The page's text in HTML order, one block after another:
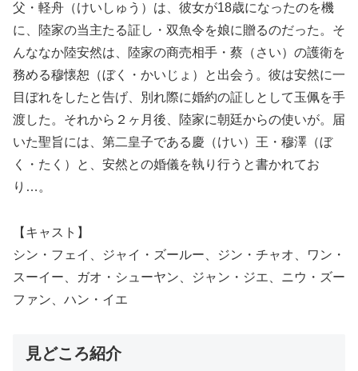
父・軽舟（けいしゅう）は、彼女が18歳になったのを機
に、陸家の当主たる証し・双魚令を娘に贈るのだった。そ
んななか陸安然は、陸家の商売相手・蔡（さい）の護衛を
務める穆懐恕（ぼく・かいじょ）と出会う。彼は安然に一
目ぼれをしたと告げ、別れ際に婚約の証しとして玉佩を手
渡した。それから２ヶ月後、陸家に朝廷からの使いが。届
いた聖旨には、第二皇子である慶（けい）王・穆澤（ぼ
く・たく）と、安然との婚儀を執り行うと書かれてお
り…。
【キャスト】
シン・フェイ、ジャイ・ズールー、ジン・チャオ、ワン・
スーイー、ガオ・シューヤン、ジャン・ジエ、ニウ・ズー
ファン、ハン・イエ
見どころ紹介